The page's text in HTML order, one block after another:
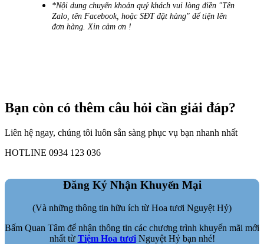
*Nội dung chuyển khoản quý khách vui lòng điền "Tên
Zalo, tên Facebook, hoặc SĐT đặt hàng" để tiện lên
đơn hàng. Xin cảm ơn !
Bạn còn có thêm câu hỏi cần giải đáp?
Liên hệ ngay, chúng tôi luôn sẳn sàng phục vụ bạn nhanh nhất
HOTLINE 0934 123 036
Đăng Ký Nhận Khuyến Mại
(Và những thông tin hữu ích từ Hoa tươi Nguyệt Hỷ)
Bấm Quan Tâm để nhận thông tin các chương trình khuyến mãi mới
nhất từ Tiệm Hoa tươiNguyệt Hỷ bạn nhé!